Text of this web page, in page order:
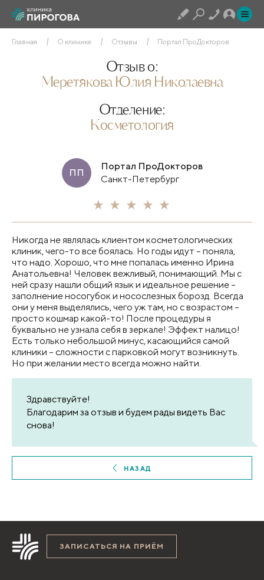
Главная О клинике Отзывы Портал ПроДокторов
Отзыв о:
Меретякова Юлия Николаевна
Отделение:
Косметология
ПП
Портал ПроДокторов
Санкт-Петербург
Никогда не являлась клиентом косметологических
клиник, чего-то все боялась. Но годы идут – поняла,
что надо. Хорошо, что мне попалась именно Ирина
Анатольевна! Человек вежливый, понимающий. Мы с
ней сразу нашли общий язык и идеальное решение –
заполнение носогубок и носослезных борозд. Всегда
они у меня выделялись, чего уж там, но с возрастом –
просто кошмар какой-то! После процедуры я
буквально не узнала себя в зеркале! Эффект налицо!
Есть только небольшой минус, касающийся самой
клиники – сложности с парковкой могут возникнуть.
Но при желании место всегда можно найти.
Здравствуйте!
Благодарим за отзыв и будем рады видеть Вас
снова!
НАЗАД
ЗАПИСАТЬСЯ НА ПРИЁМ